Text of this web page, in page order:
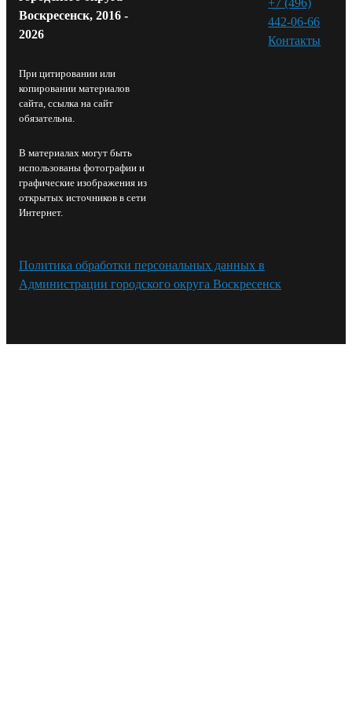
Воскресенск, 2016 -
2026
При цитировании или
копировании материалов
сайта, ссылка на сайт
обязательна.
В материалах могут быть
использованы фотографии и
графические изображения из
открытых источников в сети
Интернет.
442-06-66
Контакты⁠
Политика обработки персональных данных в
Администрации городского округа Воскресенск